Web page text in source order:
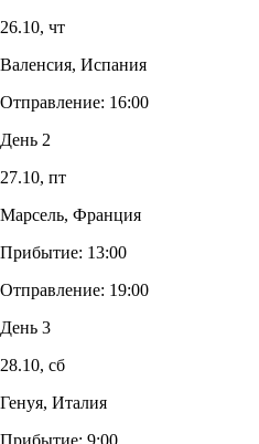
26.10, чт
Валенсия, Испания
Отправление: 16:00
День 2
27.10, пт
Марсель, Франция
Прибытие: 13:00
Отправление: 19:00
День 3
28.10, сб
Генуя, Италия
Прибытие: 9:00